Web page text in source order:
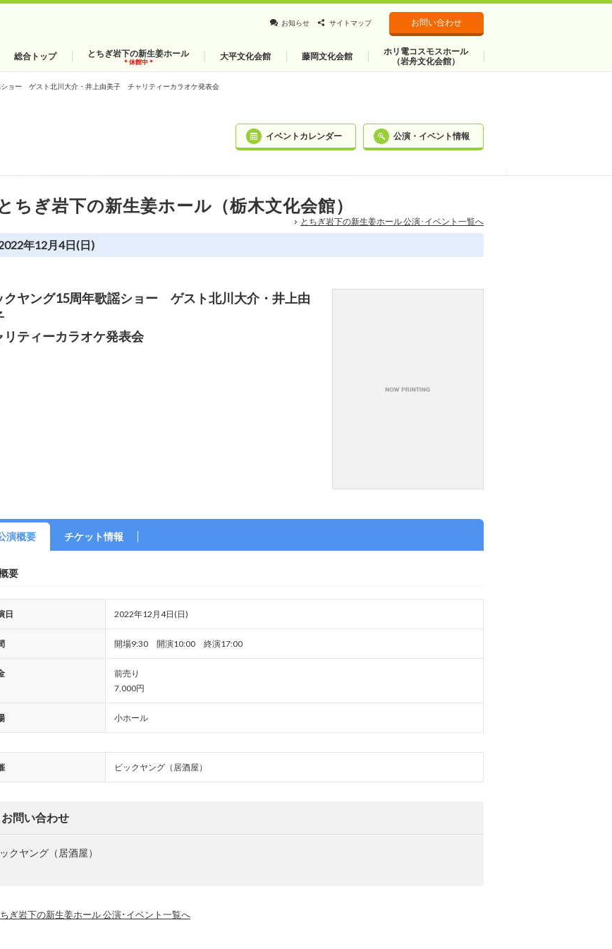
総合トップ とちぎ岩下の新生姜ホール
＊休館中＊ 大平文化会館 藤岡文化会館
ホリ電コスモスホール
（岩舟文化会館）
お知らせ サイトマップ お問い合わせ
ショー ゲスト北川大介・井上由美子 チャリティーカラオケ発表会
イベントカレンダー 公演・イベント情報
とちぎ岩下の新生姜ホール（栃木文化会館）
とちぎ岩下の新⽣姜ホール 公演･イベント一覧へ
年12月4日(日)
クヤング15周年歌謡ショー ゲスト北川大介・井上由
リティーカラオケ発表会
演概要 チケット情報
要
日 2022年12月4日(日)
開場9:30 開演10:00 終演17:00
前売り
7,000円
小ホール
ビックヤング（居酒屋）
お問い合わせ
クヤング（居酒屋）
ぎ岩下の新⽣姜ホール 公演･イベント一覧へ